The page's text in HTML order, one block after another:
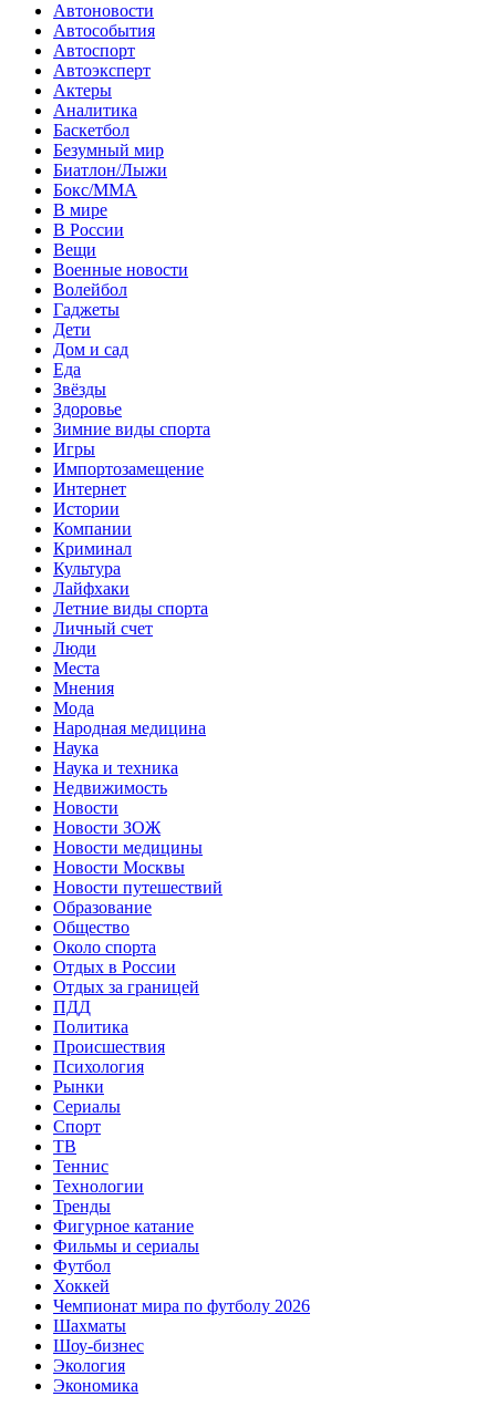
Автоновости
Автособытия
Автоспорт
Автоэксперт
Актеры
Аналитика
Баскетбол
Безумный мир
Биатлон/Лыжи
Бокс/MMA
В мире
В России
Вещи
Военные новости
Волейбол
Гаджеты
Дети
Дом и сад
Еда
Звёзды
Здоровье
Зимние виды спорта
Игры
Импортозамещение
Интернет
Истории
Компании
Криминал
Культура
Лайфхаки
Летние виды спорта
Личный счет
Люди
Места
Мнения
Мода
Народная медицина
Наука
Наука и техника
Недвижимость
Новости
Новости ЗОЖ
Новости медицины
Новости Москвы
Новости путешествий
Образование
Общество
Около спорта
Отдых в России
Отдых за границей
ПДД
Политика
Происшествия
Психология
Рынки
Сериалы
Спорт
ТВ
Теннис
Технологии
Тренды
Фигурное катание
Фильмы и сериалы
Футбол
Хоккей
Чемпионат мира по футболу 2026
Шахматы
Шоу-бизнес
Экология
Экономика